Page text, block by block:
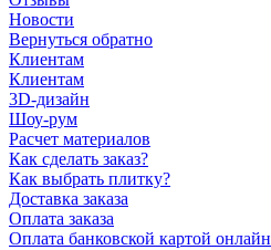
Новости
Вернуться обратно
Клиентам
Клиентам
3D-дизайн
Шоу-рум
Расчет материалов
Как сделать заказ?
Как выбрать плитку?
Доставка заказа
Оплата заказа
Оплата банковской картой онлайн